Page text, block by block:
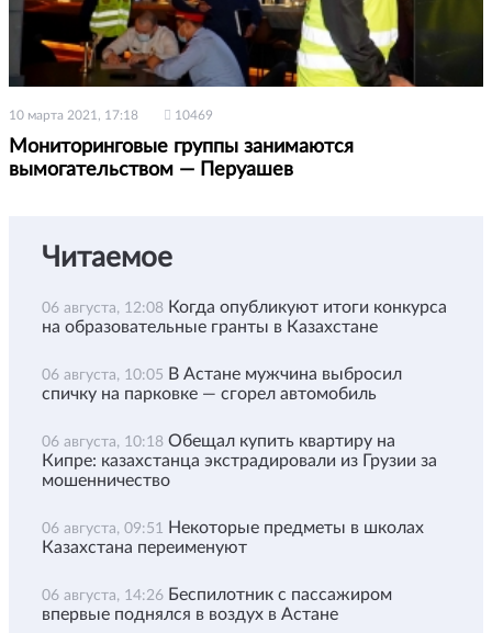
10 марта 2021, 17:18 10469
Мониторинговые группы занимаются
вымогательством — Перуашев
Читаемое
06 августа, 12:08 Когда опубликуют итоги конкурса
на образовательные гранты в Казахстане
06 августа, 10:05 В Астане мужчина выбросил
спичку на парковке — сгорел автомобиль
06 августа, 10:18 Обещал купить квартиру на
Кипре: казахстанца экстрадировали из Грузии за
мошенничество
06 августа, 09:51 Некоторые предметы в школах
Казахстана переименуют
06 августа, 14:26 Беспилотник с пассажиром
впервые поднялся в воздух в Астане